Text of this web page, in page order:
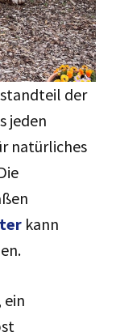
der
jeden
natürliches
kann
ein